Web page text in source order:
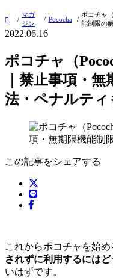
マガ
ジン
Pococha
ポコチャ
能制限の
2022.06.16
ポコチャ（
｜禁止事項・
法・ペナルティ
この記事をシェアする
これからポコチャを始
されずに利用するには
いはずです。